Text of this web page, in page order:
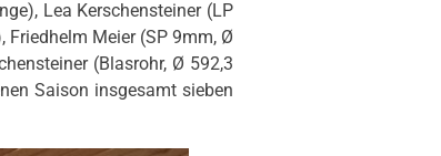
Lea Kerschensteiner (LP
Friedhelm Meier (SP 9mm, Ø
(Blasrohr, Ø 592,3
Saison insgesamt sieben